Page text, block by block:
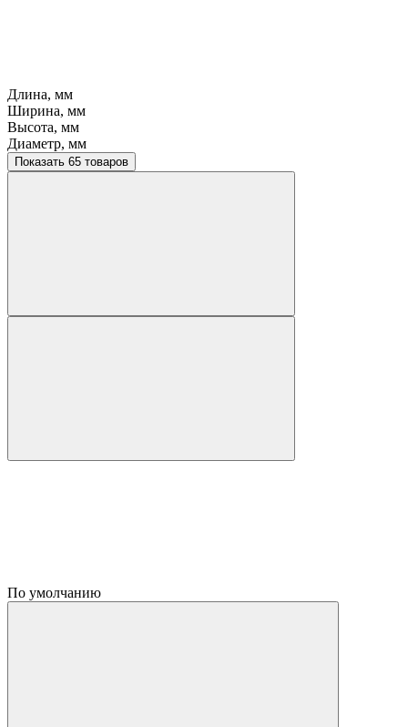
Длина, мм
Ширина, мм
Высота, мм
Диаметр, мм
Показать 65 товаров
По умолчанию